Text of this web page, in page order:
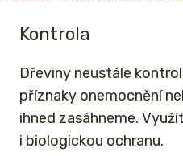
Kontrola
Dřeviny neustále
příznaky onemocnění
ihned zasáhneme.
i biologickou ochranu.